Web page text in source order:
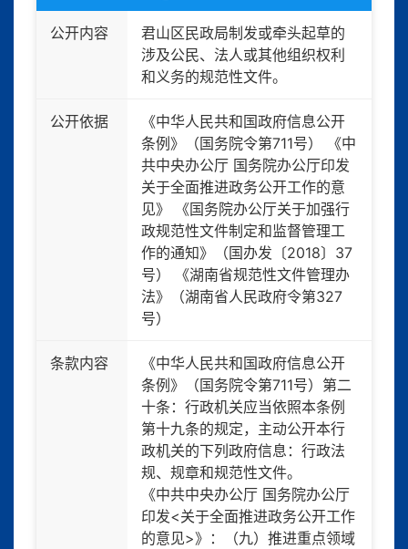
公开内容
君山区民政局制发或牵头起草的
涉及公民、法人或其他组织权利
和义务的规范性文件。
公开依据
《中华人民共和国政府信息公开
条例》（国务院令第711号） 《中
共中央办公厅 国务院办公厅印发
关于全面推进政务公开工作的意
见》 《国务院办公厅关于加强行
政规范性文件制定和监督管理工
作的通知》（国办发〔2018〕37
号） 《湖南省规范性文件管理办
法》（湖南省人民政府令第327
号）
条款内容
《中华人民共和国政府信息公开
条例》（国务院令第711号）第二
十条：行政机关应当依照本条例
第十九条的规定，主动公开本行
政机关的下列政府信息：行政法
规、规章和规范性文件。
《中共中央办公厅 国务院办公厅
印发<关于全面推进政务公开工作
的意见>》：（九）推进重点领域